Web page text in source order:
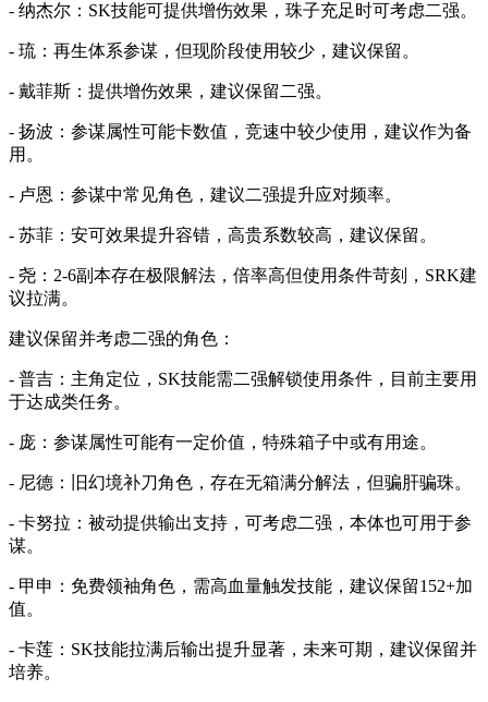
- 纳杰尔：SK技能可提供增伤效果，珠子充足时可考虑二强。
- 琉：再生体系参谋，但现阶段使用较少，建议保留。
- 戴菲斯：提供增伤效果，建议保留二强。
- 扬波：参谋属性可能卡数值，竞速中较少使用，建议作为备
用。
- 卢恩：参谋中常见角色，建议二强提升应对频率。
- 苏菲：安可效果提升容错，高贵系数较高，建议保留。
- 尧：2-6副本存在极限解法，倍率高但使用条件苛刻，SRK建
议拉满。
建议保留并考虑二强的角色：
- 普吉：主角定位，SK技能需二强解锁使用条件，目前主要用
于达成类任务。
- 庞：参谋属性可能有一定价值，特殊箱子中或有用途。
- 尼德：旧幻境补刀角色，存在无箱满分解法，但骗肝骗珠。
- 卡努拉：被动提供输出支持，可考虑二强，本体也可用于参
谋。
- 甲申：免费领袖角色，需高血量触发技能，建议保留152+加
值。
- 卡莲：SK技能拉满后输出提升显著，未来可期，建议保留并
培养。